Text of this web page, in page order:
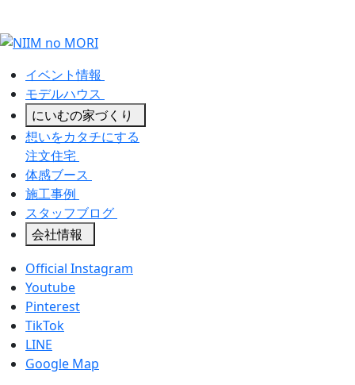
イベント情報
モデルハウス
にいむの家づくり
想いをカタチにする
注文住宅
体感ブース
施工事例
スタッフブログ
会社情報
Official Instagram
Youtube
Pinterest
TikTok
LINE
Google Map